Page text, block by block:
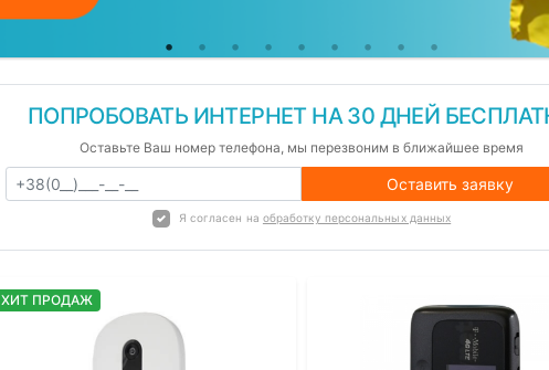
ПОПРОБОВАТЬ ИНТЕРНЕТ НА 30 ДНЕЙ
Оставьте Ваш номер телефона, мы перезвоним в ближайшее время
Оставить заявку
Я согласен на обработку персональных данных
ХИТ ПРОДАЖ